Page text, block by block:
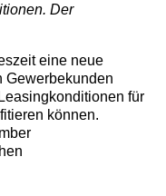
Der
eine neue
Gewerbekunden
für
können.